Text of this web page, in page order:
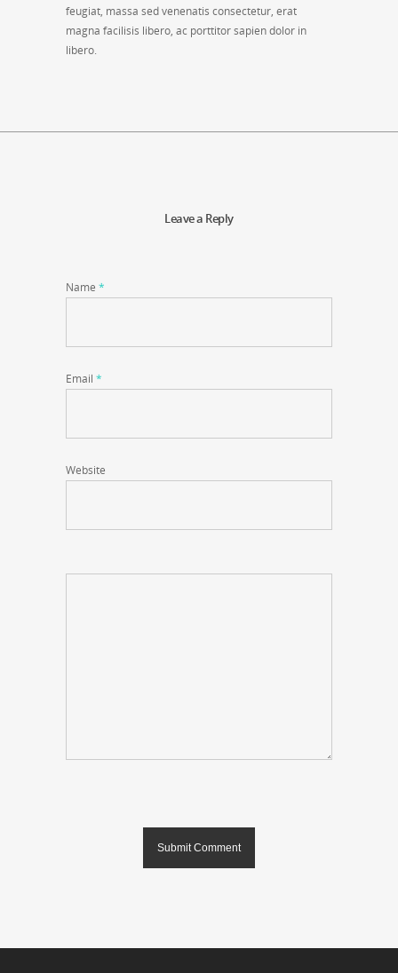
feugiat, massa sed venenatis consectetur, erat
magna facilisis libero, ac porttitor sapien dolor in
libero.
Leave a Reply
Name *
Email *
Website